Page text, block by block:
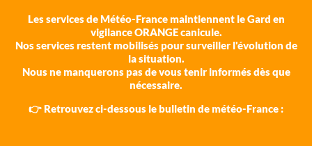
Les services de Météo-France maintiennent le Gard en
vigilance ORANGE canicule.
Nos services restent mobilisés pour surveiller l'évolution de
la situation.
Nous ne manquerons pas de vous tenir informés dès que
nécessaire.
👉 Retrouvez ci-dessous le bulletin de météo-France :